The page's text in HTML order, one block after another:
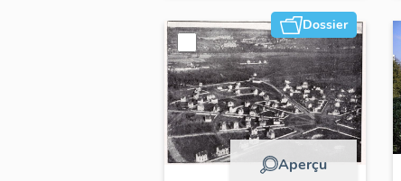
Dossier
Aperçu